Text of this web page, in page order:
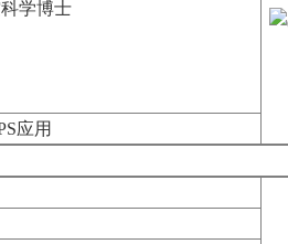
学博士
应用